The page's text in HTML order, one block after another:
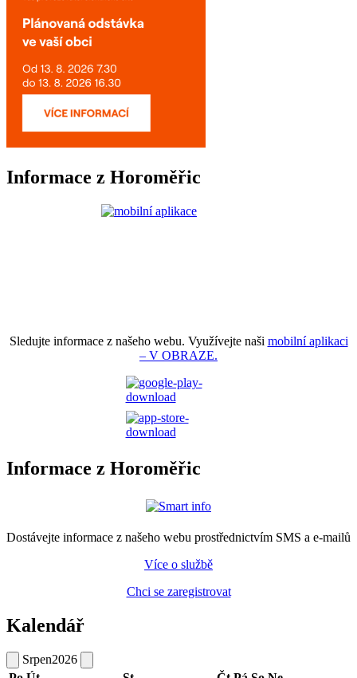
Informace z Horoměřic
Sledujte informace z našeho webu. Využívejte naši mobilní aplikaci
– V OBRAZE.
Informace z Horoměřic
Dostávejte informace z našeho webu prostřednictvím SMS a e-mailů
Více o službě
Chci se zaregistrovat
Kalendář
Srpen2026